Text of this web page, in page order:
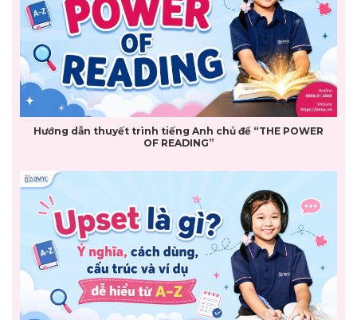
Hướng dẫn thuyết trình tiếng Anh chủ đề “THE POWER
OF READING”